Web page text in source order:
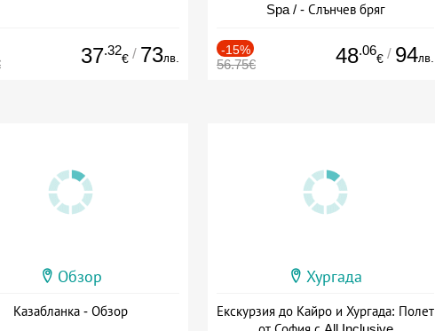
37.32
€ / 73лв.
Spa / - Слънчев бряг
-15%
56.75€ 48.06
€ / 94лв.
Обзор
Казабланка - Обзор
Хургада
Екскурзия до Кайро и Хургада: Полет